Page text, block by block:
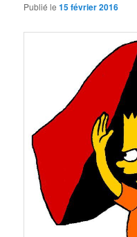
Publié le15 février 2016